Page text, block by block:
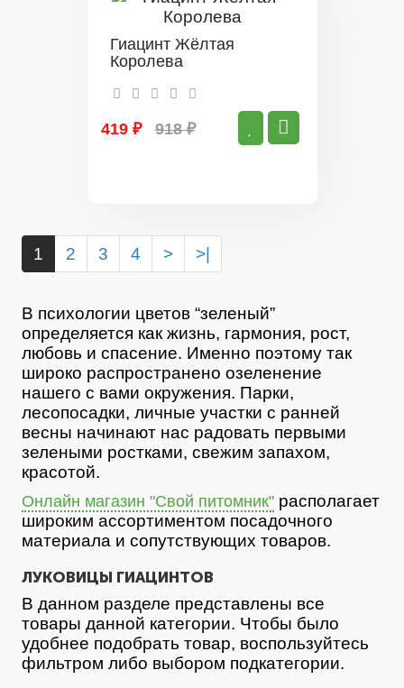
Гиацинт Жёлтая
Королева
419 ₽ 918 ₽
1 2 3 4 > >|
В психологии цветов “зеленый”
определяется как жизнь, гармония, рост,
любовь и спасение. Именно поэтому так
широко распространено озеленение
нашего с вами окружения. Парки,
лесопосадки, личные участки с ранней
весны начинают нас радовать первыми
зелеными ростками, свежим запахом,
красотой.
Онлайн магазин "Свой питомник" располагает
широким ассортиментом посадочного
материала и сопутствующих товаров.
ЛУКОВИЦЫ ГИАЦИНТОВ
В данном разделе представлены все
товары данной категории. Чтобы было
удобнее подобрать товар, воспользуйтесь
фильтром либо выбором подкатегории.